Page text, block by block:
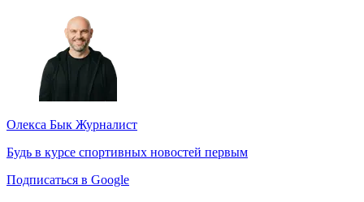
Олекса Бык Журналист
Будь в курсе спортивных новостей первым
Подписаться в Google